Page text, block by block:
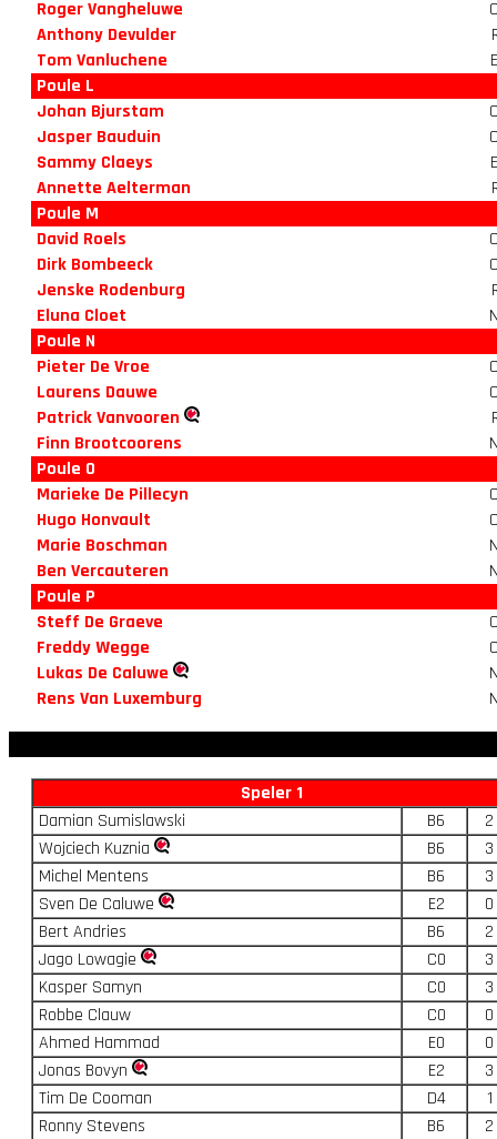
Roger Vangheluwe
Anthony Devulder
Tom Vanluchene
Poule L
Johan Bjurstam
Jasper Bauduin
Sammy Claeys
Annette Aelterman
Poule M
David Roels
Dirk Bombeeck
Jenske Rodenburg
Eluna Cloet
Poule N
Pieter De Vroe
Laurens Dauwe
Patrick Vanvooren
Finn Brootcoorens
Poule O
Marieke De Pillecyn
Hugo Honvault
Marie Boschman
Ben Vercauteren
Poule P
Steff De Graeve
Freddy Wegge
Lukas De Caluwe
Rens Van Luxemburg
Speler 1
Damian Sumislawski
B6
2
Wojciech Kuznia
B6
3
Michel Mentens
B6
3
Sven De Caluwe
E2
0
Bert Andries
B6
2
Jago Lowagie
C0
3
Kasper Samyn
C0
3
Robbe Clauw
C0
0
Ahmed Hammad
E0
0
Jonas Bovyn
E2
3
Tim De Cooman
D4
1
Ronny Stevens
B6
2